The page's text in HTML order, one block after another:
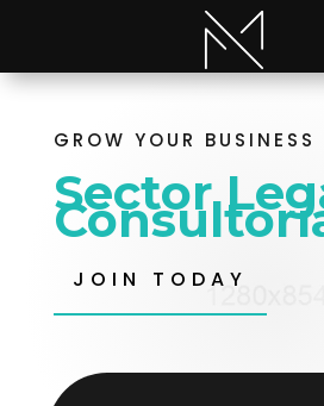
GROW YOUR BUSINESS
Sector
JOIN TODAY